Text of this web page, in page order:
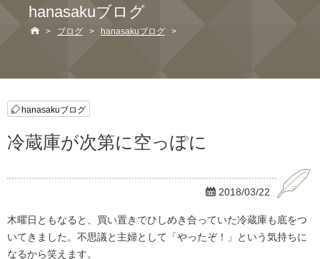
hanasakuブログ
 > ブログ > hanasakuブログ >
hanasakuブログ
冷蔵庫が次第に空っぽに
 2018/03/22
木曜日ともなると、買い置きでひしめき合っていた冷蔵庫も底をつ
いてきました。不思議と主婦として「やったぞ！」という気持ちに
なるから笑えます。